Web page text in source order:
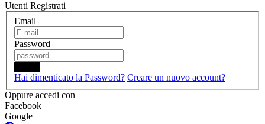
Utenti Registrati
Email
Password
Hai dimenticato la Password? Creare un nuovo account?
Oppure accedi con
Facebook
Google